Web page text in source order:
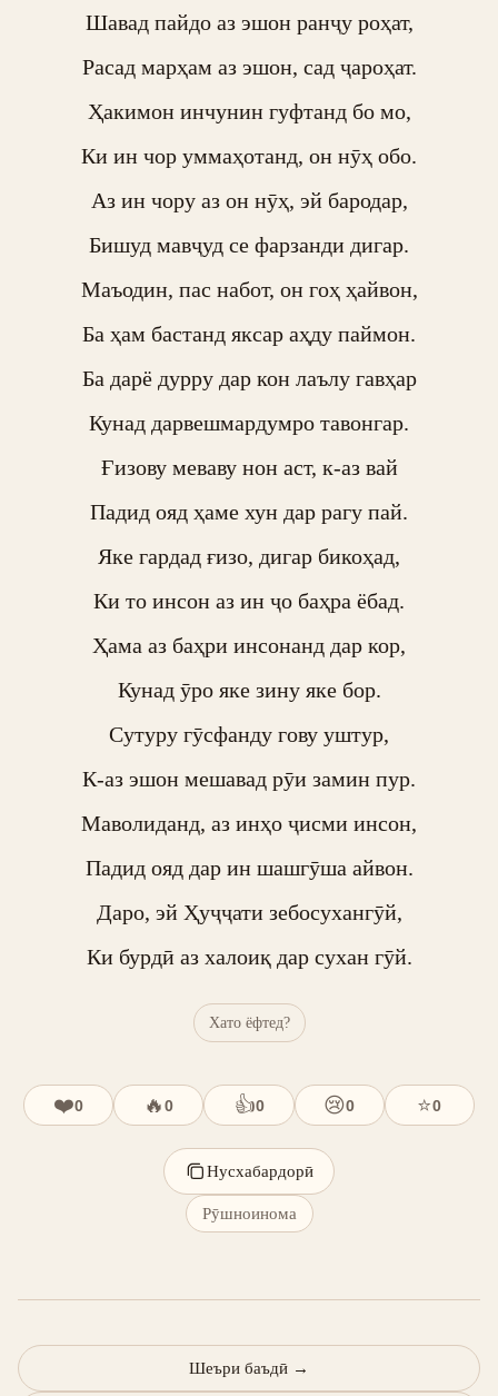
Шавад пайдо аз эшон ранҷу роҳат,
Расад марҳам аз эшон, сад ҷароҳат.
Ҳакимон инчунин гуфтанд бо мо,
Ки ин чор уммаҳотанд, он нӯҳ обо.
Аз ин чору аз он нӯҳ, эй бародар,
Бишуд мавҷуд се фарзанди дигар.
Маъодин, пас набот, он гоҳ ҳайвон,
Ба ҳам бастанд яксар аҳду паймон.
Ба дарё дурру дар кон лаълу гавҳар
Кунад дарвешмардумро тавонгар.
Ғизову меваву нон аст, к-аз вай
Падид ояд ҳаме хун дар рагу пай.
Яке гардад ғизо, дигар бикоҳад,
Ки то инсон аз ин ҷо баҳра ёбад.
Ҳама аз баҳри инсонанд дар кор,
Кунад ӯро яке зину яке бор.
Сутуру гӯсфанду гову уштур,
К-аз эшон мешавад рӯи замин пур.
Маволиданд, аз инҳо ҷисми инсон,
Падид ояд дар ин шашгӯша айвон.
Даро, эй Ҳуҷҷати зебосухангӯй,
Ки бурдӣ аз халоиқ дар сухан гӯй.
Хато ёфтед?
❤️0 🔥0 👍0 😢0 ⭐0
Нусхабардорӣ
Рӯшноинома
Шеъри баъдӣ →